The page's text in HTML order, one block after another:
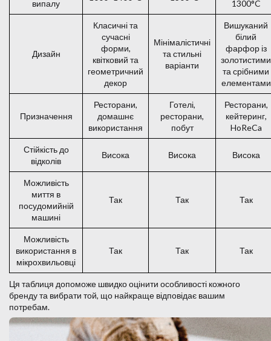
випалу 1300°C
Дизайн
Класичні та
сучасні
форми,
квітковий та
геометричний
декор
Мінімалістичні
та стильні
варіанти
Вишуканий
білий
фарфор із
золотистими
та срібними
елементами
Призначення
Ресторани,
домашнє
використання
Готелі,
ресторани,
побут
Ресторани,
кейтеринг,
HoReCa
Стійкість до
відколів
Висока Висока Висока
Можливість
миття в
посудомийній
машині
Так Так Так
Можливість
використання в
мікрохвильовці
Так Так Так
Ця таблиця допоможе швидко оцінити особливості кожного
бренду та вибрати той, що найкраще відповідає вашим
потребам.